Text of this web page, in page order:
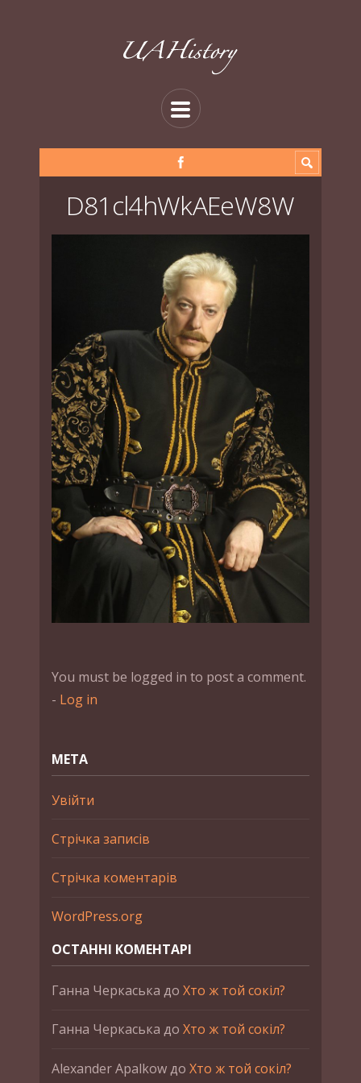
D81cl4hWkAEeW8W
You must be logged in to post a comment.
- Log in
МЕТА
Увійти
Стрічка записів
Стрічка коментарів
WordPress.org
ОСТАННІ КОМЕНТАРІ
Ганна Черкаська до Хто ж той сокіл?
Ганна Черкаська до Хто ж той сокіл?
Alexander Apalkowдо Хто ж той сокіл?